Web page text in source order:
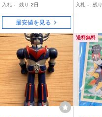
入札 - 残り 2日
最安値を見る
入札 - 残り
送料無料